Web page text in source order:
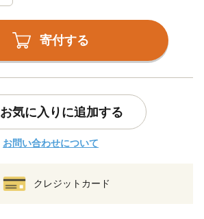
寄付する
お気に入りに追加する
お問い合わせについて
クレジットカード